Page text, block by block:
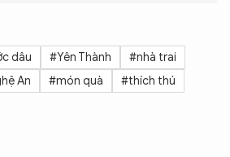
dâu #Yên Thành
#nhà trai
An #món quà #thích thú